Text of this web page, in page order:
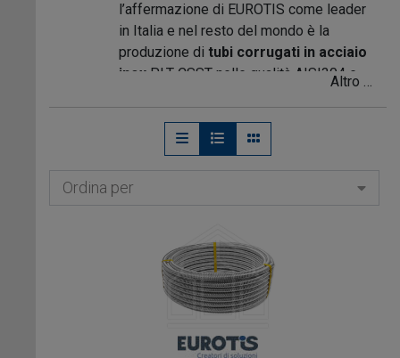
l’affermazione di EUROTIS come leader
in Italia e nel resto del mondo è la
produzione di tubi corrugati in acciaio
inoxPLT-CSST nelle qualità AISI304 e
soluzioni: idraulica - gas – solare.
si distingue per gli elevati standard di
forniscono tecnologie e soluzioni
complete perl'implementazione di
progetti idraulicie sono spesso
specializzati con l'assistenza dei
Altro …
Ordina per